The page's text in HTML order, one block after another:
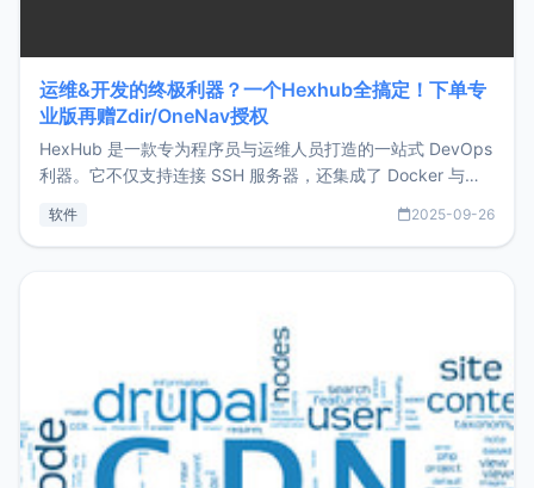
运维&开发的终极利器？一个Hexhub全搞定！下单专
业版再赠Zdir/OneNav授权
HexHub 是一款专为程序员与运维人员打造的一站式 DevOps
利器。它不仅支持连接 SSH 服务器，还集成了 Docker 与常
件间频繁切换，仅凭 HexHub 即可同时搞定运维与数据库操
软件 2025-09-26